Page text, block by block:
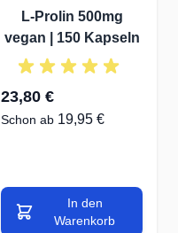
L-Prolin 500mg
vegan | 150 Kapseln
23,80 €
Schon ab 19,95 €
In den
Warenkorb